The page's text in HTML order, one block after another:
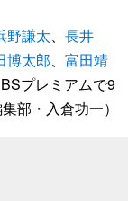
野謙太
長井
博太郎
富田靖
プレミアムで9
部・入倉功一）